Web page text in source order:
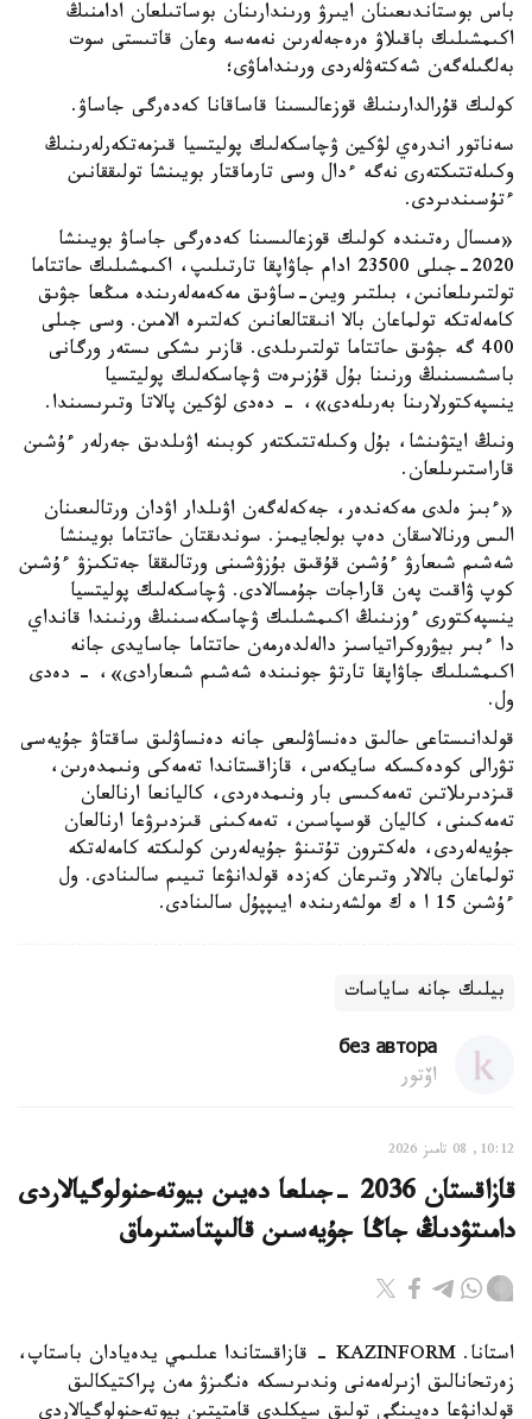
باس بوستاندىعىنان ايىرۋ ورىندارىنان بوساتىلعان ادامنىڭ
اكىمشىلىك باقىلاۋ ەرەجەلەرىن نەمەسە وعان قاتىستى سوت
بەلگىلەگەن شەكتەۋلەردى ورىنداماۋى؛
كولىك قۇرالدارىنىڭ قوزعالىسىنا قاساقانا كەدەرگى جاساۋ.
سەناتور اندرەي لۋكين ۋچاسكەلىك پوليتسيا قىزمەتكەرلەرىنىڭ
وكىلەتتىكتەرى نەگە ءدال وسى تارماقتار بويىنشا تولىققانىن
ءتۇسىندىردى.
«مىسال رەتىندە كولىك قوزعالىسىنا كەدەرگى جاساۋ بويىنشا
2020-جىلى 23500 ادام جاۋاپقا تارتىلىپ، اكىمشىلىك حاتتاما
تولتىرىلعانىن، بىلتىر ويىن-ساۋىق مەكەمەلەرىندە مىڭعا جۋىق
كامەلەتكە تولماعان بالا انىقتالعانىن كەلتىرە الامىن. وسى جىلى
400 گە جۋىق حاتتاما تولتىرىلدى. قازىر ىشكى ىستەر ورگانى
باسشىسىنىڭ ورنىنا بۇل قۇزىرەت ۋچاسكەلىك پوليتسيا
ينسپەكتورلارىنا بەرىلەدى»، - دەدى لۋكين پالاتا وتىرىسىندا.
ونىڭ ايتۋىنشا، بۇل وكىلەتتىكتەر كوبىنە اۋىلدىق جەرلەر ءۇشىن
قاراستىرىلعان.
«ءبىز ەلدى مەكەندەر، جەكەلەگەن اۋىلدار اۋدان ورتالىعىنان
الىس ورنالاسقان دەپ بولجايمىز. سوندىقتان حاتتاما بويىنشا
شەشىم شىعارۋ ءۇشىن قۇقىق بۇزۋشىنى ورتالىققا جەتكىزۋ ءۇشىن
كوپ ۋاقىت پەن قاراجات جۇمسالادى. ۋچاسكەلىك پوليتسيا
ينسپەكتورى ءوزىنىڭ اكىمشىلىك ۋچاسكەسىنىڭ ورنىندا قانداي
دا ءبىر بيۋروكراتياسىز دالەلدەرمەن حاتتاما جاسايدى جانە
اكىمشىلىك جاۋاپقا تارتۋ جونىندە شەشىم شىعارادى»، - دەدى
ول.
قولدانىستاعى حالىق دەنساۋلىعى جانە دەنساۋلىق ساقتاۋ جۇيەسى
تۋرالى كودەكسكە سايكەس، قازاقستاندا تەمەكى ونىمدەرىن،
قىزدىرىلاتىن تەمەكىسى بار ونىمدەردى، كاليانعا ارنالعان
تەمەكىنى، كاليان قوسپاسىن، تەمەكىنى قىزدىرۋعا ارنالعان
جۇيەلەردى، ەلەكترون تۇتىنۋ جۇيەلەرىن كولىكتە كامەلەتكە
تولماعان بالالار وتىرعان كەزدە قولدانۋعا تىيىم سالىنادى. ول
ءۇشىن 15 ا ە ك مولشەرىندە ايىپپۇل سالىنادى.
بيلىك جانە ساياسات
без автора
اۆتور
10:12, 08 تامىز 2026
قازاقستان 2036 -جىلعا دەيىن بيوتەحنولوگيالاردى
دامىتۋدىڭ جاڭا جۇيەسىن قالىپتاستىرماق
استانا. KAZINFORM - قازاقستاندا عىلىمي يدەيادان باستاپ،
زەرتحانالىق ازىرلەمەنى وندىرىسكە ەنگىزۋ مەن پراكتيكالىق